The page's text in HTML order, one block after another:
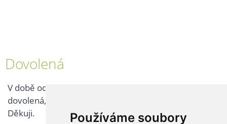
Používáme soubory
Dovolená
V době od 25. 7. - 2. 8. 2026 probíhá v naší firmě
dovolená, kontaktujte nás až po jejím ukončení.
Děkuji.